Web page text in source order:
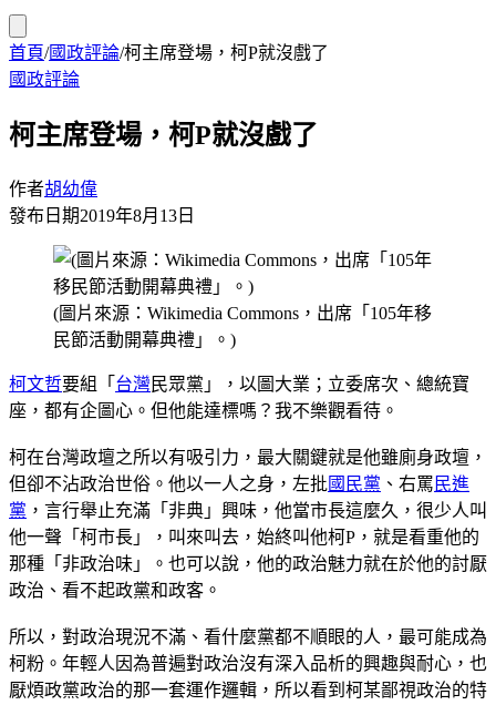
首頁/國政評論/柯主席登場，柯P就沒戲了
國政評論
柯主席登場，柯P就沒戲了
作者胡幼偉
發布日期2019年8月13日
(圖片來源：Wikimedia Commons，出席「105年移
民節活動開幕典禮」。)
柯文哲要組「 台灣 民眾黨」，以圖大業；立委席次、總統寶
座，都有企圖心。但他能達標嗎？我不樂觀看待。
柯在台灣政壇之所以有吸引力，最大關鍵就是他雖廁身政壇，
但卻不沾政治世俗。他以一人之身，左批國民黨 、右罵 民進
黨 ，言行舉止充滿「非典」興味，他當市長這麼久，很少人叫
他一聲「柯市長」，叫來叫去，始終叫他柯P，就是看重他的
那種「非政治味」。也可以說，他的政治魅力就在於他的討厭
政治、看不起政黨和政客。
所以，對政治現況不滿、看什麼黨都不順眼的人，最可能成為
柯粉。年輕人因為普遍對政治沒有深入品析的興趣與耐心，也
厭煩政黨政治的那一套運作邏輯，所以看到柯某鄙視政治的特